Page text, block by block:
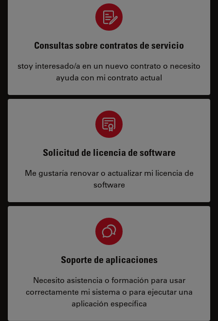
Consultas sobre contratos de servicio
stoy interesado/a en un nuevo contrato o necesito
ayuda con mi contrato actual
Solicitud de licencia de software
Me gustaría renovar o actualizar mi licencia de
software
Soporte de aplicaciones
Necesito asistencia o formación para usar
correctamente mi sistema o para ejecutar una
aplicación específica